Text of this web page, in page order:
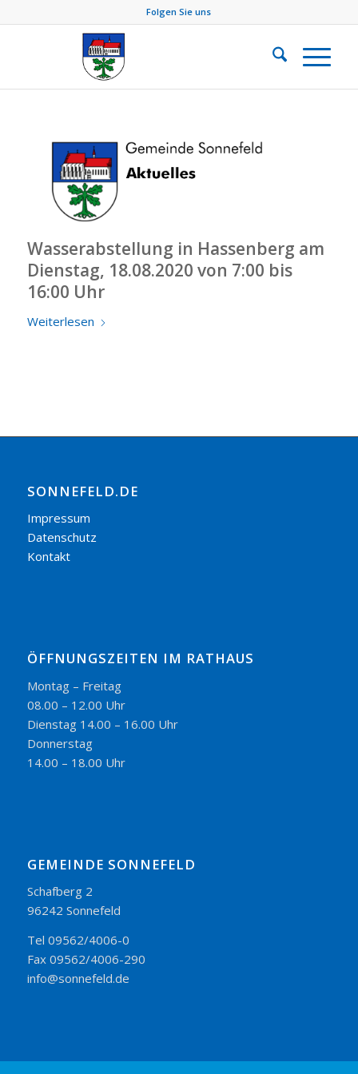
Folgen Sie uns
Wasserabstellung in Hassenberg am
Dienstag, 18.08.2020 von 7:00 bis
16:00 Uhr
Weiterlesen
SONNEFELD.DE
Impressum
Datenschutz
Kontakt
ÖFFNUNGSZEITEN IM RATHAUS
Montag – Freitag
08.00 – 12.00 Uhr
Dienstag 14.00 – 16.00 Uhr
Donnerstag
14.00 – 18.00 Uhr
GEMEINDE SONNEFELD
Schafberg 2
96242 Sonnefeld
Tel 09562/4006-0
Fax 09562/4006-290
info@sonnefeld.de